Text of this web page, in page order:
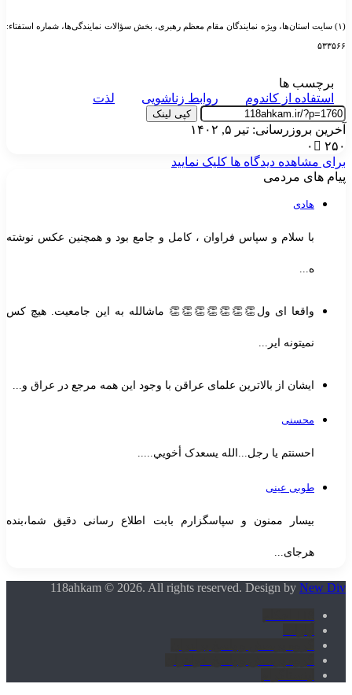
(۱) سایت استان‌ها، ویژه نمایندگان مقام معظم رهبری، بخش سؤالات نمایندگی‌ها، شماره استفتاء:
۵۳۳۵۶۶
برچسب ها
استفاده از کاندوم
روابط زناشویی لذت
کپی لینک
آخرین بروزرسانی: تیر ۵, ۱۴۰۲
۰
۲۵۰
برای مشاهده دیدگاه ها کلیک نمایید
پیام های مردمی
هادی
با سلام و سپاس فراوان ، کامل و جامع بود و همچنین عکس نوشته
ه...
واقعا ای ول👏👏👏👏👏👏👏 ماشالله به این جامعیت. هیچ کس
نمیتونه ایر...
ایشان از بالاترین علمای عراقن با وجود این همه مرجع در عراق و...
محسنی
احسنتم یا رجل...الله یسعدک أخويي.....
طوبی عینی
بیسار ممنون و سپاسگزارم بابت اطلاع رسانی دقیق شما،بنده
هرجای...
118ahkam © 2026. All rights reserved. Design by New Div